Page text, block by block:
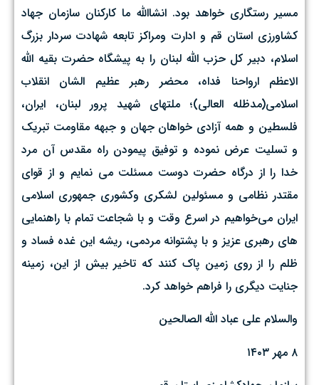
مسیر رستگاری خواهد بود. انشاالله ما کارکنان سازمان جهاد
کشاورزی استان قم و‌ ادارت و‌مراکز تابعه شهادت سردار بزرگ
اسلام، دبیر کل حزب الله لبنان را به پیشگاه حضرت بقیه الله
الاعظم ارواحنا فداه، محضر رهبر عظیم الشان انقلاب
اسلامی(مدظله العالی)؛ ملتهای شهید پرور لبنان، ایران،
فلسطین و همه آزادی خواهان جهان و جبهه مقاومت تبریک
و تسلیت عرض نموده و توفیق پیمودن راه مقدس آن مرد
خدا را از درگاه حضرت دوست مسئلت می نمایم و از قوای
مقتدر نظامی و مسئولین لشکری و‌کشوری جمهوری اسلامی
ایران می‌خواهیم در اسرع وقت و با شجاعت تمام با راهنمایی
های رهبری عزیز و‌ با پشتوانه مردمی، ریشه این غده فساد و
ظلم را از روی زمین پاک کنند که تاخیر بیش از این، زمینه
جنایت دیگری را فراهم خواهد کرد.
والسلام علی عباد الله الصالحين
۸ مهر ۱۴۰۳